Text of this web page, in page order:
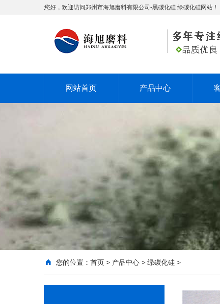
您好，欢迎访问郑州市海旭磨料有限公司-黑碳化硅 绿碳化硅网站！
网站首页 产品中心
您的位置： 首页 > 产品中心 > 绿碳化硅 >